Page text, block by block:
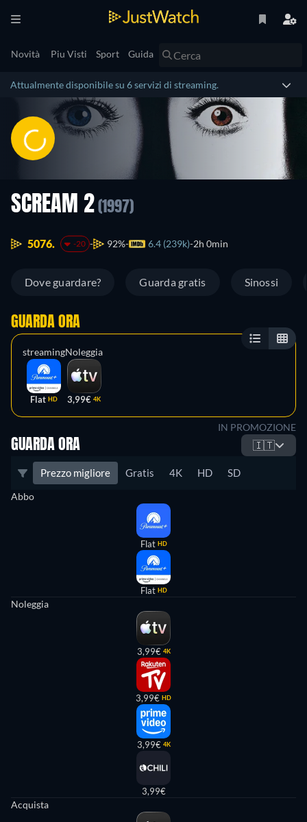
Novità Piu Visti Sport Guida
Attualmente disponibile su 6 servizi di streaming.
SCREAM 2 (1997)
5076. -20 92% 6.4 (239k) 2h 0min
Dove guardare? Guarda gratis Sinossi
GUARDA ORA
streaming
Flat HD
Noleggia
3,99€ 4K
IN PROMOZIONE
GUARDA ORA 🇮🇹
Prezzo migliore Gratis 4K HD SD
Abbo
Flat HD
Flat HD
Noleggia
3,99€ 4K
3,99€ HD
3,99€ 4K
3,99€
Acquista